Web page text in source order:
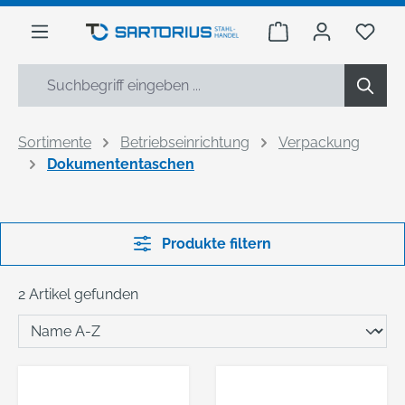
springen
Warenkorb Du
Sortimente Betriebseinrichtung
Verpackung
Dokumententaschen
Produkte filtern
2 Artikel gefunden